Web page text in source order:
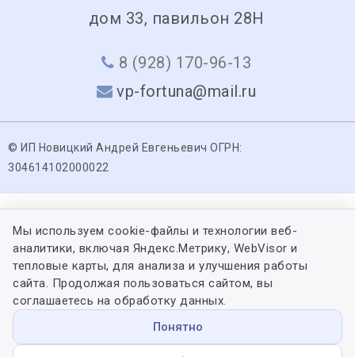
дом 33, павильон 28Н
8 (928) 170-96-13
vp-fortuna@mail.ru
© ИП Новицкий Андрей Евгеньевич ОГРН:
304614102000022
Мы используем cookie-файлы и технологии веб-
аналитики, включая Яндекс.Метрику, WebVisor и
тепловые карты, для анализа и улучшения работы
сайта. Продолжая пользоваться сайтом, вы
соглашаетесь на обработку данных.
Понятно